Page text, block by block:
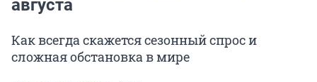
августа
Как всегда скажется сезонный спрос и
сложная обстановка в мире